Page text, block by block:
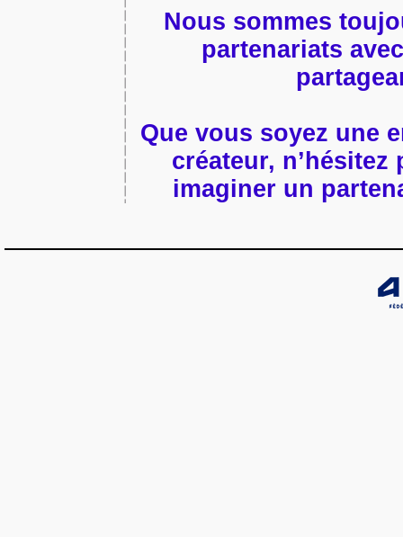
Nous sommes
partenariats
Que vous soyez une
créateur,
imaginer un